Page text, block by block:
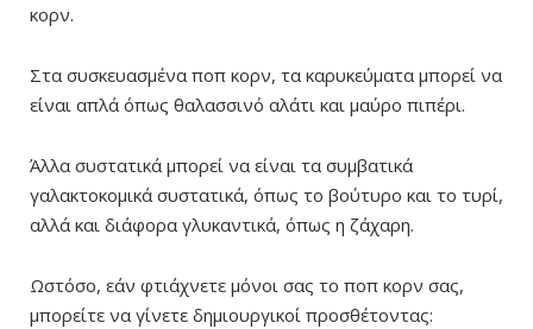
κορν.
Στα συσκευασμένα ποπ κορν, τα καρυκεύματα μπορεί να
είναι απλά όπως θαλασσινό αλάτι και μαύρο πιπέρι.
Άλλα συστατικά μπορεί να είναι τα συμβατικά
γαλακτοκομικά συστατικά, όπως το βούτυρο και το τυρί,
αλλά και διάφορα γλυκαντικά, όπως η ζάχαρη.
Ωστόσο, εάν φτιάχνετε μόνοι σας το ποπ κορν σας,
μπορείτε να γίνετε δημιουργικοί προσθέτοντας: